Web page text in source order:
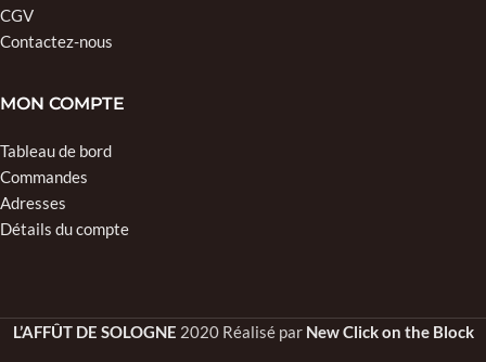
CGV
Contactez-nous
MON COMPTE
Tableau de bord
Commandes
Adresses
Détails du compte
L’AFFÛT DE SOLOGNE 2020 Réalisé par New Click on the Block